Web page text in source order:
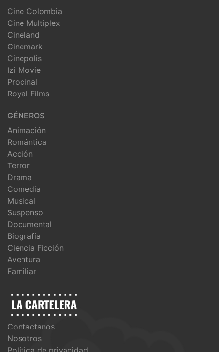
Cine Colombia
Cine Multiplex
Cineland
Cinemark
Cinepolis
Izi Movie
Procinal
Royal Films
GÉNEROS
Animación
Romántica
Acción
Terror
Drama
Comedia
Musical
Suspenso
Documental
Biografía
Ciencia Ficción
Aventura
Familiar
Contactanos
Nosotros
Política de privacidad